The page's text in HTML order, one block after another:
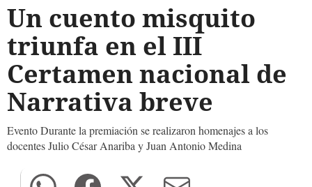
Un cuento misquito
triunfa en el III
Certamen nacional de
Narrativa breve
Evento Durante la premiación se realizaron homenajes a los
docentes Julio César Anariba y Juan Antonio Medina